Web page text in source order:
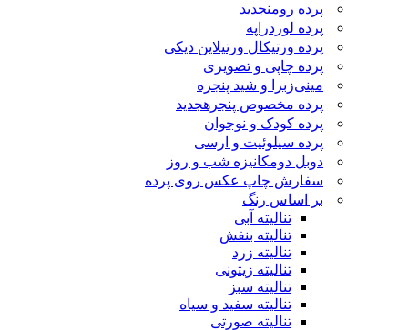
پرده رومنجدید
پرده لوردراپه
پرده ورتیکال ورتیلاین دیکی
پرده چاپی و تصویری
مینی‌زبرا و شید پنجره
پرده مخصوص پنجره جدید
پرده کودک و نوجوان
پرده سیلوئیت و ارسی
دوبل دومکانیزه شب و روز
سفارش چاپ عکس روی پرده
بر اساس رنگ
تنالیته آبی
تنالیته بنفش
تنالیته زرد
تنالیته زیتونی
تنالیته سبز
تنالیته سفید و سیاه
تنالیته صورتی